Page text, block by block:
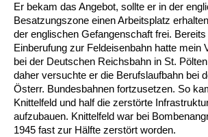
Er bekam das Angebot, sollte er in der
Besatzungszone einen Arbeitsplatz
der englischen Gefangenschaft frei.
Einberufung zur Feldeisenbahn hatte mein
bei der Deutschen Reichsbahn in St.
daher versuchte er die Berufslaufbahn bei
Österr. Bundesbahnen fortzusetzen. So
Knittelfeld und half die zerstörte
aufzubauen. Knittelfeld war bei
1945 fast zur Hälfte zerstört worden.